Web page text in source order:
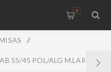
0
/
55/45 POL/ALG M.LARGA